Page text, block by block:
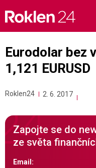
content
Eurodolar bez
1,121 EURUSD
Roklen24 2. 6. 2017
Zapojte se do
ze světa
Email: